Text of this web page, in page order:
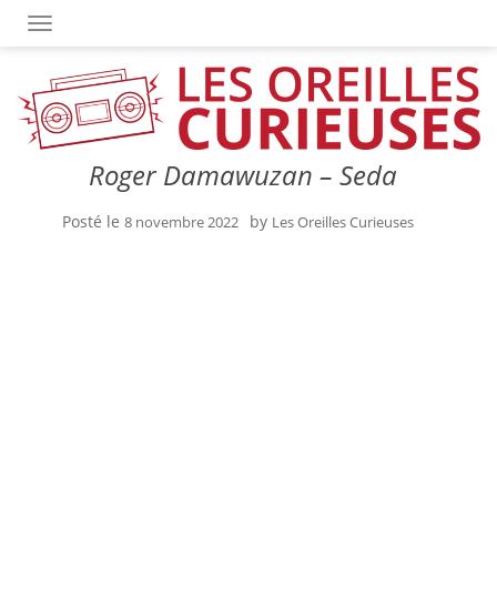
OUVRIR/FERMER LA NAVIGATION
Roger Damawuzan – Seda
Posté le 8 novembre 2022 by Les Oreilles Curieuses